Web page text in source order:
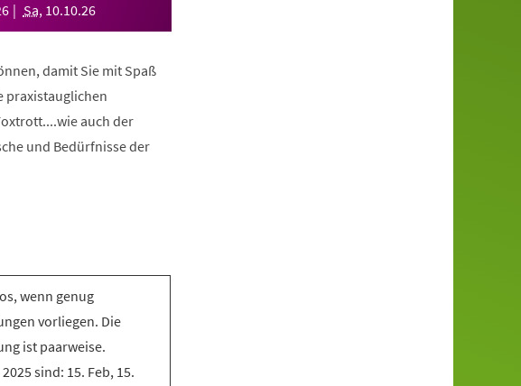
Sa, 10.10.26
damit Sie mit Spaß
praxistauglichen
auch der
und Bedürfnisse der
wenn genug
vorliegen. Die
ist paarweise.
sind: 15. Feb, 15.